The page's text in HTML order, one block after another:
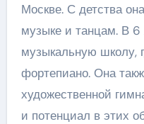
Москве. С детства
музыке и танцам. В 6
музыкальную школу,
фортепиано. Она
художественной
и потенциал в этих